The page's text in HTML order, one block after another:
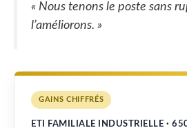
« Nous tenons le poste sans
l’améliorons. »
GAINS CHIFFRÉS
ETI FAMILIALE INDUSTRIELLE ·